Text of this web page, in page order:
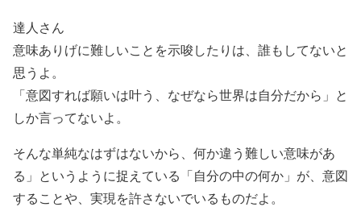
達人さん
意味ありげに難しいことを示唆したりは、誰もしてないと
思うよ。
「意図すれば願いは叶う、なぜなら世界は自分だから」と
しか言ってないよ。
そんな単純なはずはないから、何か違う難しい意味があ
る」というように捉えている「自分の中の何か」が、意図
することや、実現を許さないでいるものだよ。